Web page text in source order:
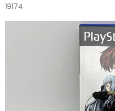
19174